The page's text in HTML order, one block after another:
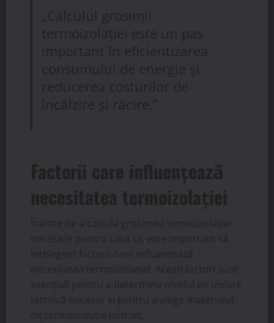
„Calculul grosimii
termoizolației este un pas
important în eficientizarea
consumului de energie și
reducerea costurilor de
încălzire și răcire.”
Factorii care influențează
necesitatea termoizolației
Înainte de a calcula grosimea termoizolației
necesare pentru casa ta, este important să
înțelegem factorii care influențează
necesitatea termoizolației. Acești factori sunt
esențiali pentru a determina nivelul de izolare
termică necesar și pentru a alege materialul
de termoizolație potrivit.